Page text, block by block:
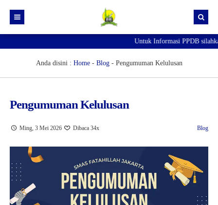
INFORMASI PPDB/SPMB 2026-2027
Pendaftaran PPDB/SPMB Online
Pengumuman
Galeri
GTK
Guru
Untuk Informasi PPDB
Anda disini : Home- Blog- Pengumuman Kelulusan
Pengumuman Kelulusan
Ming, 3 Mei 2026 Dibaca 34x Blog